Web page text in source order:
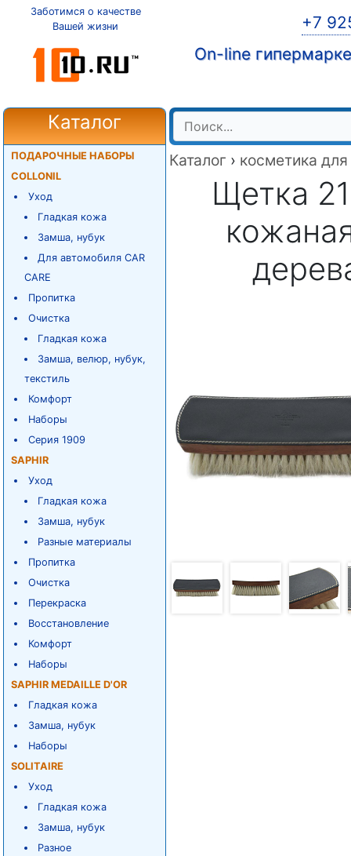
Заботимся о качестве
Вашей жизни
+7
On-line
Каталог
ПОДАРОЧНЫЕ НАБОРЫ
COLLONIL
Уход
Гладкая кожа
Замша, нубук
Для автомобиля CAR
CARE
Пропитка
Очистка
Гладкая кожа
Замша, велюр, нубук,
текстиль
Комфорт
Наборы
Серия 1909
SAPHIR
Уход
Гладкая кожа
Замша, нубук
Разные материалы
Пропитка
Очистка
Перекраска
Восстановление
Комфорт
Наборы
SAPHIR MEDAILLE D'OR
Гладкая кожа
Замша, нубук
Наборы
SOLITAIRE
Уход
Гладкая кожа
Замша, нубук
Разное
Каталог › косметика
Щетка